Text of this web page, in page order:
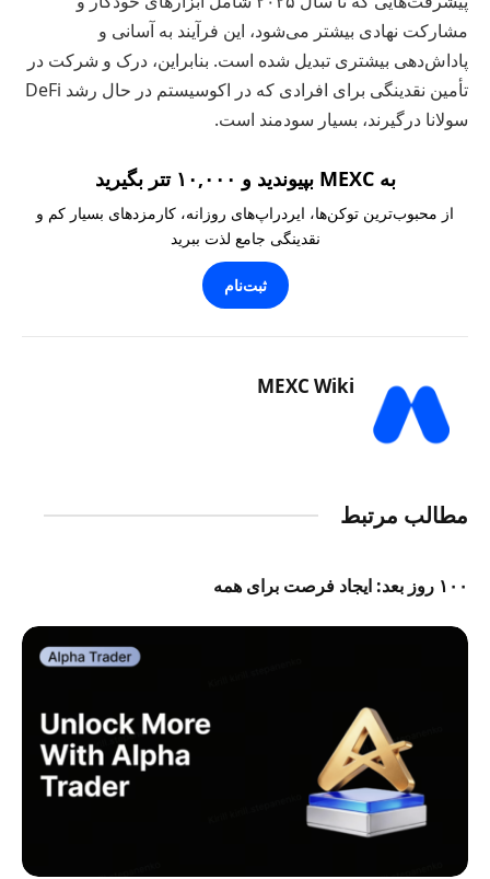
مشارکت نهادی بیشتر می‌شود، این فرآیند به آسانی و
پاداش‌دهی بیشتری تبدیل شده است. بنابراین، درک و شرکت در
تأمین نقدینگی برای افرادی که در اکوسیستم در حال رشد DeFi
سولانا درگیرند، بسیار سودمند است.
به MEXC بپیوندید و ۱۰,۰۰۰ تتر بگیرید
از محبوب‌ترین توکن‌ها، ایردراپ‌های روزانه، کارمزدهای بسیار کم و
نقدینگی جامع لذت ببرید
ثبت‌نام
MEXC Wiki
مطالب مرتبط
۱۰۰ روز بعد: ایجاد فرصت برای همه